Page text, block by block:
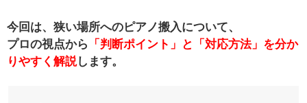
今回は、狭い場所へのピアノ搬入について、
プロの視点から
「判断ポイント」と「対応方法」を分か
りやすく解説します。